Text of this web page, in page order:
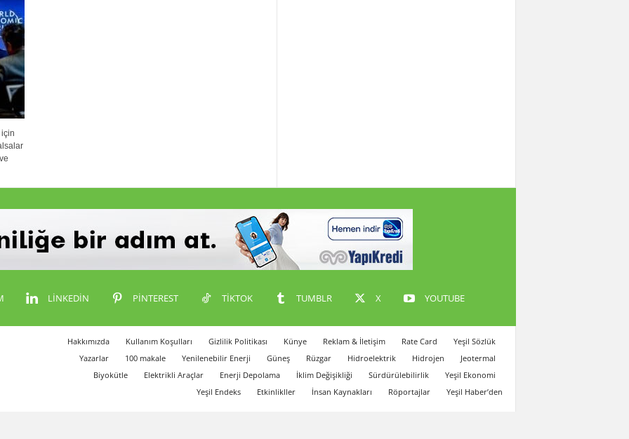
için
LINKEDIN PINTEREST TIKTOK TUMBLR X YOUTUBE
Hakkımızda Kullanım Koşulları Gizlilik Politikası Künye Reklam & İletişim Rate Card
Yeşil Sözlük
Yazarlar
100 makale Yenilenebilir Enerji Güneş Rüzgar Hidroelektrik Hidrojen
Jeotermal
Biyokütle
Elektrikli Araçlar Enerji Depolama İklim Değişikliği Sürdürülebilirlik
Yeşil Ekonomi
Yeşil Endeks
Etkinlikller İnsan Kaynakları Röportajlar Yeşil Haber’den